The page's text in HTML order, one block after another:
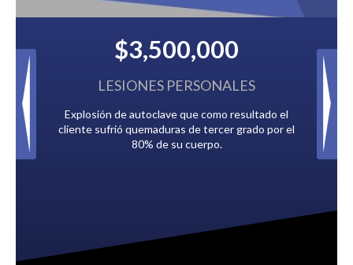
$3,500,000
LESIONES PERSONALES
de autoclave que como resultado el
sufrió quemaduras de tercer grado por el
80% de su cuerpo.
Pagado por múltiples
debían a la